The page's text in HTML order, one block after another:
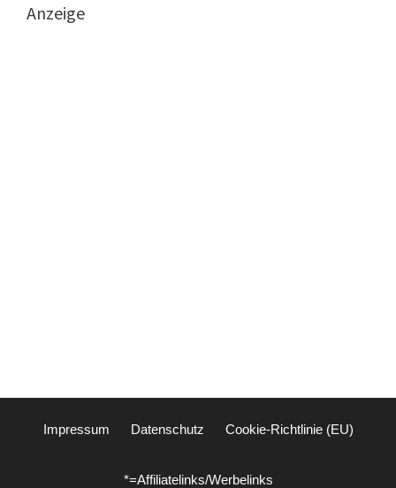
Anzeige
Impressum Datenschutz Cookie-Richtlinie (EU)
*=Affiliatelinks/Werbelinks